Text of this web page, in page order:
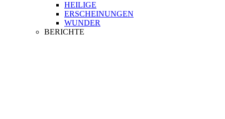
HEILIGE
ERSCHEINUNGEN
WUNDER
BERICHTE